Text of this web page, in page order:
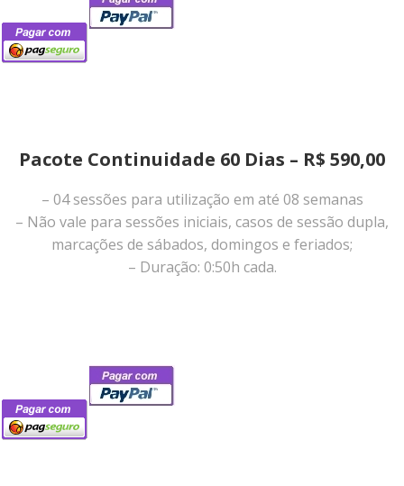
Pacote Continuidade 60 Dias – R$ 590,00
– 04 sessões para utilização em até 08 semanas
– Não vale para sessões iniciais, casos de sessão dupla,
marcações de sábados, domingos e feriados;
– Duração: 0:50h cada.